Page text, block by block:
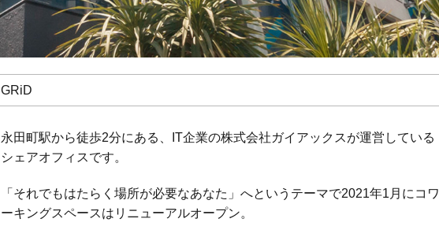
GRiD
永田町駅から徒歩2分にある、IT企業の株式会社ガイアックスが運営している
シェアオフィスです。
「それでもはたらく場所が必要なあなた」へというテーマで2021年1月にコワ
ーキングスペースはリニューアルオープン。